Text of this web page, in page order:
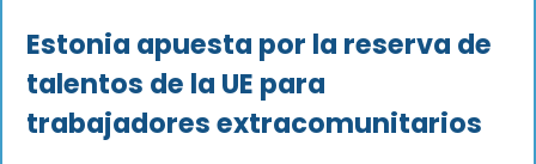
Estonia apuesta por la reserva de
talentos de la UE para
trabajadores extracomunitarios